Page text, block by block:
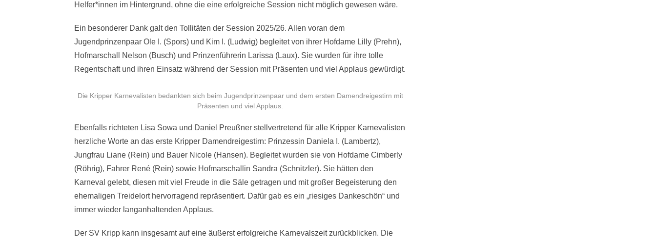
Helfer*innen im Hintergrund, ohne die eine erfolgreiche Session nicht möglich gewesen wäre.
Ein besonderer Dank galt den Tollitäten der Session 2025/26. Allen voran dem
Jugendprinzenpaar Ole I. (Spors) und Kim I. (Ludwig) begleitet von ihrer Hofdame Lilly (Prehn),
Hofmarschall Nelson (Busch) und Prinzenführerin Larissa (Laux). Sie wurden für ihre tolle
Regentschaft und ihren Einsatz während der Session mit Präsenten und viel Applaus gewürdigt.
Die Kripper Karnevalisten bedankten sich beim Jugendprinzenpaar und dem ersten Damendreigestirn mit
Präsenten und viel Applaus.
Ebenfalls richteten Lisa Sowa und Daniel Preußner stellvertretend für alle Kripper Karnevalisten
herzliche Worte an das erste Kripper Damendreigestirn: Prinzessin Daniela I. (Lambertz),
Jungfrau Liane (Rein) und Bauer Nicole (Hansen). Begleitet wurden sie von Hofdame Cimberly
(Röhrig), Fahrer René (Rein) sowie Hofmarschallin Sandra (Schnitzler). Sie hätten den
Karneval gelebt, diesen mit viel Freude in die Säle getragen und mit großer Begeisterung den
ehemaligen Treidelort hervorragend repräsentiert. Dafür gab es ein „riesiges Dankeschön“ und
immer wieder langanhaltenden Applaus.
Der SV Kripp kann insgesamt auf eine äußerst erfolgreiche Karnevalszeit zurückblicken. Die